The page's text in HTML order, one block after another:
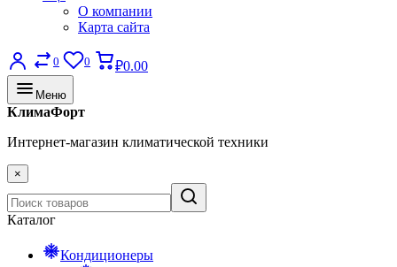
О компании
Карта сайта
0 0 ₽0.00
Меню
КлимаФорт
Интернет-магазин климатической техники
×
Каталог
Кондиционеры